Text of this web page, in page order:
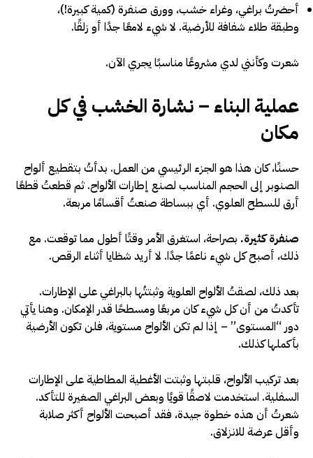
أحضرتُ براغي، وغراء خشب، وورق صنفرة (كمية كبيرة!)،
وطبقة طلاء شفافة للأرضية. لا شيء لامعًا جدًا أو زلقًا.
شعرت وكأنني لدي مشروعًا مناسبًا يجري الآن.
عملية البناء – نشارة الخشب في كل
مكان
حسنًا، كان هذا هو الجزء الرئيسي من العمل. بدأتُ بتقطيع ألواح
الصنوبر إلى الحجم المناسب لصنع إطارات الألواح. ثم قطعتُ قطعًا
أرق للسطح العلوي. أي ببساطة صنعتُ أقسامًا مربعة.
صنفرة كثيرة. بصراحة، استغرق الأمر وقتًا أطول مما توقعت. مع
ذلك، أصبح كل شيء ناعمًا جدًا. لا أريد شظايا أثناء الرقص.
بعد ذلك، لصقتُ الألواح العلوية وثبتتُها بالبراغي على الإطارات.
تأكدتُ من أن كل شيء كان مربعًا ومسطحًا قدر الإمكان. وهنا يأتي
دور “المستوى” – إذا لم تكن الألواح مستوية، فلن تكون الأرضية
بأكملها كذلك.
بعد تركيب الألواح، قلبتها وثبتت الأغطية المطاطية على الإطارات
السفلية. استخدمت لاصقًا قويًا وبعض البراغي الصغيرة للتأكد.
شعرتُ أن هذه خطوة جيدة، فقد أصبحت الألواح أكثر صلابة
وأقل عرضة للانزلاق.